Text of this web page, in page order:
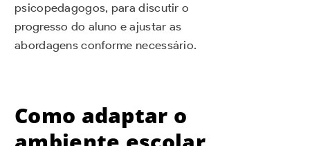
psicopedagogos, para discutir o
progresso do aluno e ajustar as
abordagens conforme necessário.
Como adaptar o